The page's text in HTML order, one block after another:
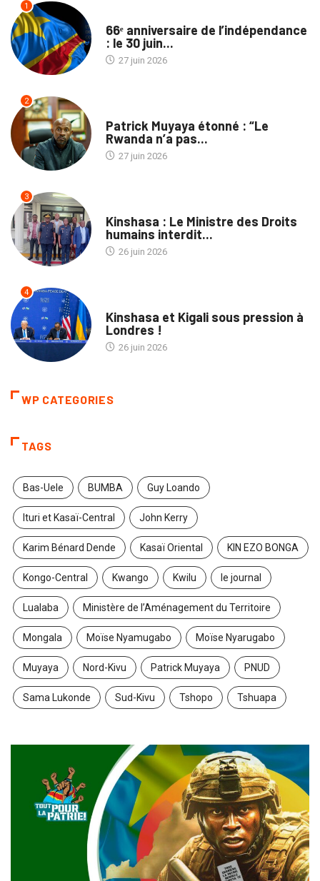
1
66ᵉ anniversaire de l’indépendance
: le 30 juin...
27 juin 2026
2
Patrick Muyaya étonné : “Le
Rwanda n’a pas...
27 juin 2026
3
Kinshasa : Le Ministre des Droits
humains interdit...
26 juin 2026
4
Kinshasa et Kigali sous pression à
Londres !
26 juin 2026
WP CATEGORIES
TAGS
Bas-Uele BUMBA Guy Loando
Ituri et Kasaï-Central John Kerry
Karim Bénard Dende Kasaï Oriental KIN EZO BONGA
Kongo-Central Kwango Kwilu le journal
Lualaba Ministère de l’Aménagement du Territoire
Mongala Moïse Nyamugabo Moïse Nyarugabo
Muyaya Nord-Kivu Patrick Muyaya PNUD
Sama Lukonde Sud-Kivu Tshopo Tshuapa